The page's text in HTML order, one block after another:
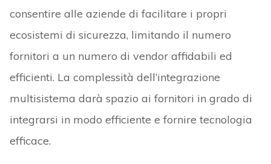
consentire alle aziende di facilitare i propri
ecosistemi di sicurezza, limitando il numero
fornitori a un numero di vendor affidabili ed
efficienti. La complessità dell’integrazione
multisistema darà spazio ai fornitori in grado di
integrarsi in modo efficiente e fornire tecnologia
efficace.